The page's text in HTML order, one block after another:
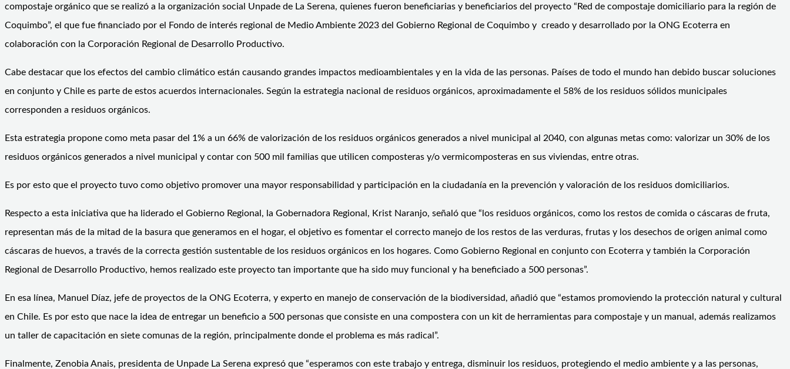
compostaje orgánico que se realizó a la organización social Unpade de La Serena, quienes fueron beneficiarias y beneficiarios del proyecto “Red de compostaje domiciliario para la región de
Coquimbo”, el que fue financiado por el Fondo de interés regional de Medio Ambiente 2023 del Gobierno Regional de Coquimbo y creado y desarrollado por la ONG Ecoterra en
colaboración con la Corporación Regional de Desarrollo Productivo.
Cabe destacar que los efectos del cambio climático están causando grandes impactos medioambientales y en la vida de las personas. Países de todo el mundo han debido buscar soluciones
en conjunto y Chile es parte de estos acuerdos internacionales. Según la estrategia nacional de residuos orgánicos, aproximadamente el 58% de los residuos sólidos municipales
corresponden a residuos orgánicos.
Esta estrategia propone como meta pasar del 1% a un 66% de valorización de los residuos orgánicos generados a nivel municipal al 2040, con algunas metas como: valorizar un 30% de los
residuos orgánicos generados a nivel municipal y contar con 500 mil familias que utilicen composteras y/o vermicomposteras en sus viviendas, entre otras.
Es por esto que el proyecto tuvo como objetivo promover una mayor responsabilidad y participación en la ciudadanía en la prevención y valoración de los residuos domiciliarios.
Respecto a esta iniciativa que ha liderado el Gobierno Regional, la Gobernadora Regional, Krist Naranjo, señaló que “los residuos orgánicos, como los restos de comida o cáscaras de fruta,
representan más de la mitad de la basura que generamos en el hogar, el objetivo es fomentar el correcto manejo de los restos de las verduras, frutas y los desechos de origen animal como
cáscaras de huevos, a través de la correcta gestión sustentable de los residuos orgánicos en los hogares. Como Gobierno Regional en conjunto con Ecoterra y también la Corporación
Regional de Desarrollo Productivo, hemos realizado este proyecto tan importante que ha sido muy funcional y ha beneficiado a 500 personas”.
En esa línea, Manuel Díaz, jefe de proyectos de la ONG Ecoterra, y experto en manejo de conservación de la biodiversidad, añadió que “estamos promoviendo la protección natural y cultural
en Chile. Es por esto que nace la idea de entregar un beneficio a 500 personas que consiste en una compostera con un kit de herramientas para compostaje y un manual, además realizamos
un taller de capacitación en siete comunas de la región, principalmente donde el problema es más radical”.
Finalmente, Zenobia Anais, presidenta de Unpade La Serena expresó que “esperamos con este trabajo y entrega, disminuir los residuos, protegiendo el medio ambiente y a las personas,